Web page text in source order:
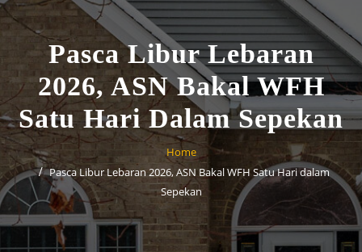
Pasca Libur Lebaran
2026, ASN Bakal WFH
Satu Hari Dalam Sepekan
Home
Pasca Libur Lebaran 2026, ASN Bakal WFH Satu Hari dalam
Sepekan